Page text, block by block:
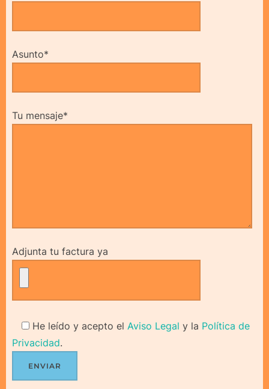
Asunto*
Tu mensaje*
Adjunta tu factura ya
He leído y acepto el Aviso Legal y la Política de
Privacidad.